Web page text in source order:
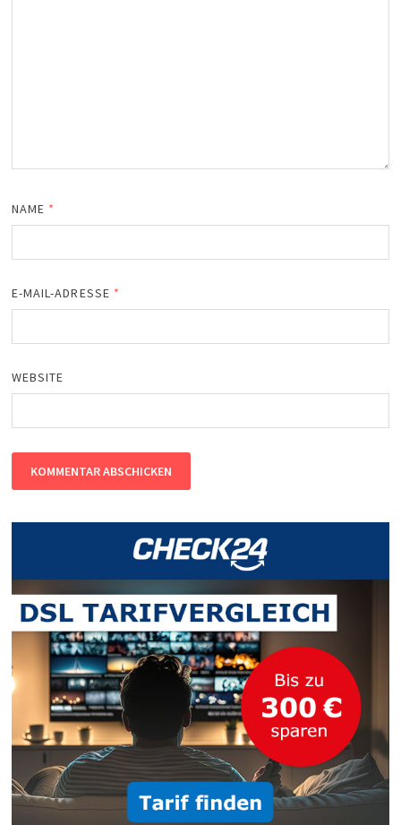
NAME *
E-MAIL-ADRESSE *
WEBSITE